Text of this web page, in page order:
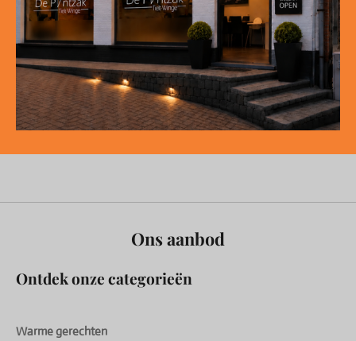
Ons aanbod
Ontdek onze categorieën
Warme gerechten